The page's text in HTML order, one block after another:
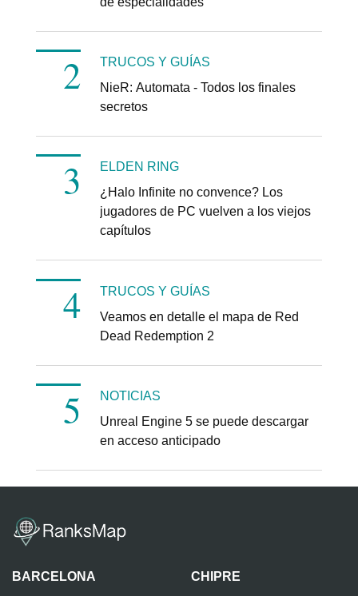
TRUCOS Y GUÍAS
NieR: Automata - Todos los finales
secretos
ELDEN RING
¿Halo Infinite no convence? Los
jugadores de PC vuelven a los viejos
capítulos
TRUCOS Y GUÍAS
Veamos en detalle el mapa de Red
Dead Redemption 2
NOTICIAS
Unreal Engine 5 se puede descargar
en acceso anticipado
BARCELONA CHIPRE